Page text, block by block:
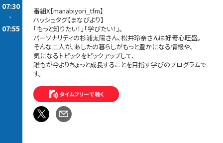
07:30
-
07:55
番組X【manabiyori_tfm】
ハッシュタグ【まなびより】
「もっと知りたい！」「学びたい！」。
パーソナリティの杉浦太陽さん、松井玲奈さんは好奇心旺盛。
そんな二人が、あしたの暮らしがもっと豊かになる情報や、
気になるトピックをピックアップして、
誰もが今よりちょっと成長することを目指す学びのプログラムで
す。